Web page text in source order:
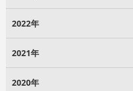
2022年
2021年
2020年